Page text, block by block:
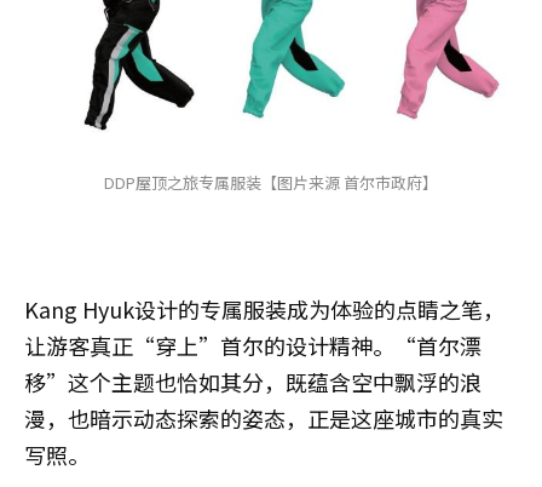
DDP屋顶之旅专属服装【图片来源 首尔市政府】
Kang Hyuk设计的专属服装成为体验的点睛之笔，
让游客真正“穿上”首尔的设计精神。“首尔漂
移”这个主题也恰如其分，既蕴含空中飘浮的浪
漫，也暗示动态探索的姿态，正是这座城市的真实
写照。